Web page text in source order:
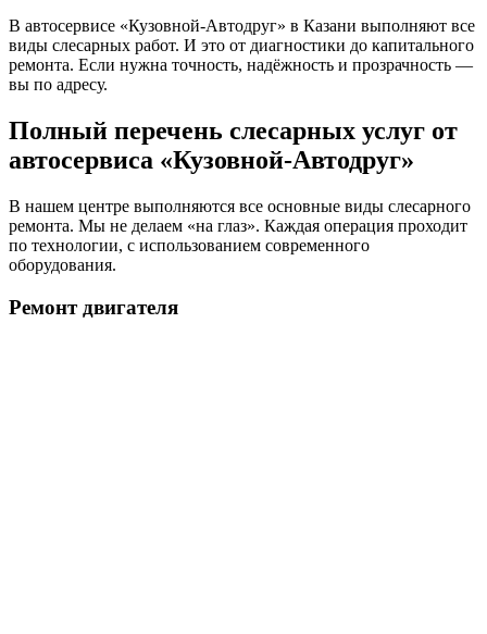
В автосервисе «Кузовной-Автодруг» в Казани выполняют все
виды слесарных работ. И это от диагностики до капитального
ремонта. Если нужна точность, надёжность и прозрачность —
вы по адресу.
Полный перечень слесарных услуг от
автосервиса «Кузовной-Автодруг»
В нашем центре выполняются все основные виды слесарного
ремонта. Мы не делаем «на глаз». Каждая операция проходит
по технологии, с использованием современного
оборудования.
Ремонт двигателя